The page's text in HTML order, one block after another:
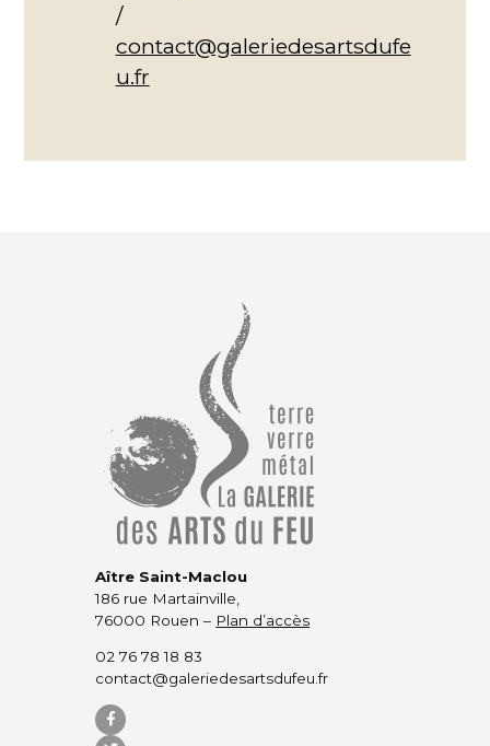
/
contact@galeriedesartsdufe
u.fr
Aître Saint-Maclou
186 rue Martainville,
76000 Rouen – Plan d’accès
02 76 78 18 83
contact@galeriedesartsdufeu.fr